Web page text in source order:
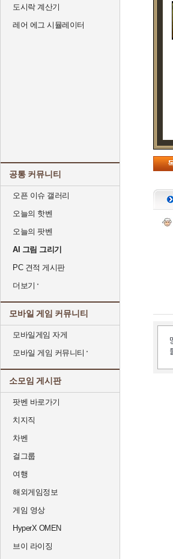
도시락 계산기
레어 에그 시뮬레이터
공통 커뮤니티
오픈 이슈 갤러리
오늘의 핫벤
오늘의 팟벤
AI 그림 그리기
PC 견적 게시판
더보기
모바일 게임 커뮤니티
모바일게임 자게
모바일 게임 커뮤니티
소모임 게시판
팟벤 바로가기
치지직
차벤
걸그룹
여행
해외게임정보
게임 영상
HyperX OMEN
브이 라이징